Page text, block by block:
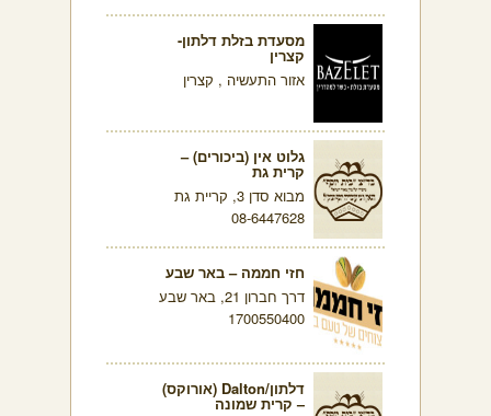
מסעדת בזלת דלתון-
קצרין
אזור התעשיה , קצרין
גלוט אין (ביכורים) –
קרית גת
מבוא סדן 3, קריית גת
08-6447628
חזי חממה – באר שבע
דרך חברון 21, באר שבע
1700550400
דלתון/Dalton (אורוקס)
– קרית שמונה